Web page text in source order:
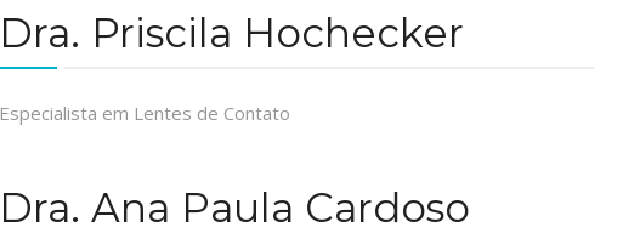
Dra. Priscila Hochecker
Especialista em Lentes de Contato
Dra. Ana Paula Cardoso